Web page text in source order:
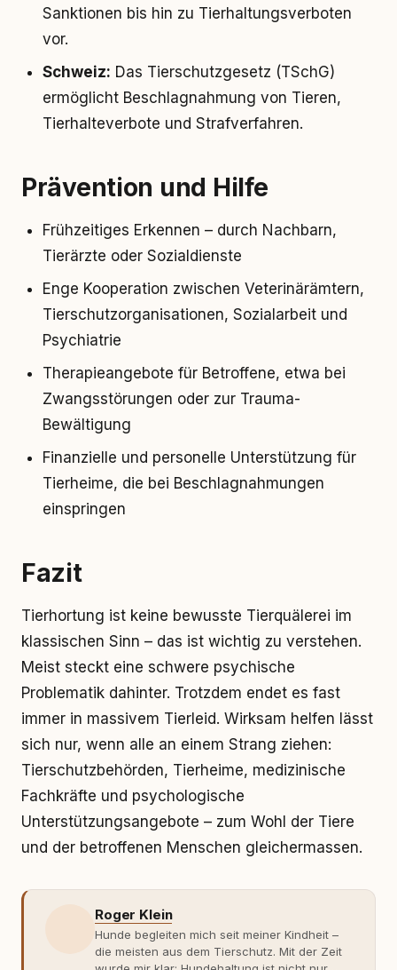
Sanktionen bis hin zu Tierhaltungsverboten
vor.
Schweiz: Das Tierschutzgesetz (TSchG)
ermöglicht Beschlagnahmung von Tieren,
Tierhalteverbote und Strafverfahren.
Prävention und Hilfe
Frühzeitiges Erkennen – durch Nachbarn,
Tierärzte oder Sozialdienste
Enge Kooperation zwischen Veterinärämtern,
Tierschutzorganisationen, Sozialarbeit und
Psychiatrie
Therapieangebote für Betroffene, etwa bei
Zwangsstörungen oder zur Trauma-
Bewältigung
Finanzielle und personelle Unterstützung für
Tierheime, die bei Beschlagnahmungen
einspringen
Fazit
Tierhortung ist keine bewusste Tierquälerei im
klassischen Sinn – das ist wichtig zu verstehen.
Meist steckt eine schwere psychische
Problematik dahinter. Trotzdem endet es fast
immer in massivem Tierleid. Wirksam helfen lässt
sich nur, wenn alle an einem Strang ziehen:
Tierschutzbehörden, Tierheime, medizinische
Fachkräfte und psychologische
Unterstützungsangebote – zum Wohl der Tiere
und der betroffenen Menschen gleichermassen.
Roger Klein
Hunde begleiten mich seit meiner Kindheit –
die meisten aus dem Tierschutz. Mit der Zeit